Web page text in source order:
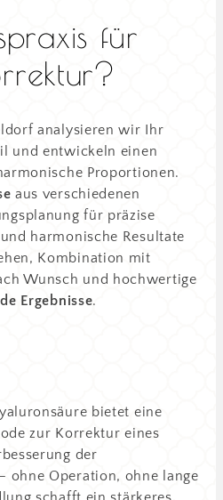
für
analysieren wir Ihr
und entwickeln einen
Proportionen.
aus verschiedenen
für präzise
harmonische Resultate
Kombination mit
Wunsch und hochwertige
Ergebnisse.
bietet eine
zur Korrektur eines
der
ohne Operation, ohne lange